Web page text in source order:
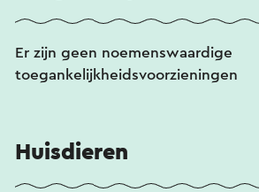
Er zijn geen noemenswaardige
toegankelijkheidsvoorzieningen
Huisdieren